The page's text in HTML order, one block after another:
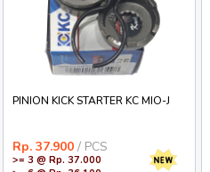
PINION KICK STARTER KC MIO-J
Rp. 37.900 / PCS
>= 3 @ Rp. 37.000